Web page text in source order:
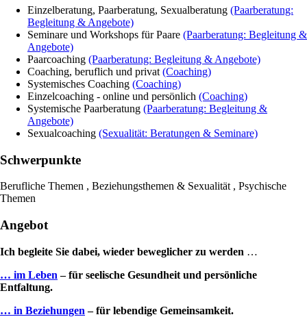
Einzelberatung, Paarberatung, Sexualberatung (Paarberatung:
Begleitung & Angebote)
Seminare und Workshops für Paare (Paarberatung: Begleitung &
Angebote)
Paarcoaching (Paarberatung: Begleitung & Angebote)
Coaching, beruflich und privat (Coaching)
Systemisches Coaching (Coaching)
Einzelcoaching - online und persönlich (Coaching)
Systemische Paarberatung (Paarberatung: Begleitung &
Angebote)
Sexualcoaching (Sexualität: Beratungen & Seminare)
Schwerpunkte
Berufliche Themen , Beziehungsthemen & Sexualität , Psychische
Themen
Angebot
Ich begleite Sie dabei, wieder beweglicher zu werden …
… im Leben – für seelische Gesundheit und persönliche
Entfaltung.
… in Beziehungen – für lebendige Gemeinsamkeit.